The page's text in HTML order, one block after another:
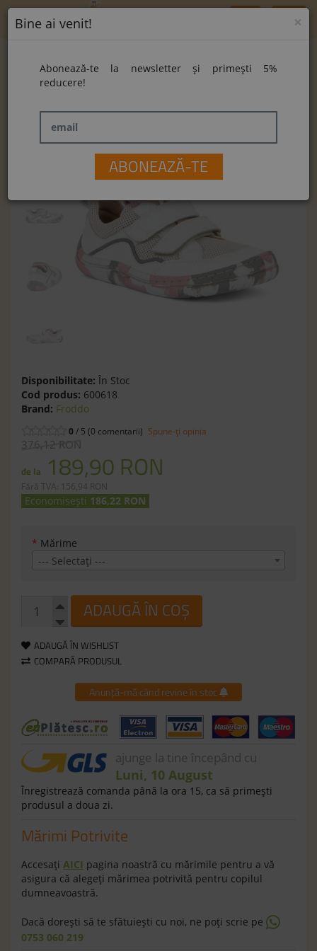
Home Pantofi Froddo Barefoot G3130223-13 White
Pantofi Froddo Barefoot G3130223-13
Disponibilitate: În Stoc
Cod produs: 600618
Brand: Froddo
0/ 5 (0 comentarii) Spune-ţi opinia
376,12 RON
de la 189,90 RON
Fără TVA: 156,94 RON
Economisești 186,22 RON
* Mărime
--- Selectaţi ---
ADAUGĂ ÎN COȘ
ADAUGĂ ÎN WISHLIST
COMPARĂ PRODUSUL
Anunță-mă când revine în stoc
ajunge la tine începând cu
Luni, 10 August
Înregistrează comanda până la ora 15, ca să primeşti
produsul a doua zi.
Mărimi Potrivite
Accesaţi AICI pagina noastră cu mărimile pentru a vă
asigura că alegeţi mărimea potrivită pentru copilul
dumneavoastră.
Dacă doreşti să te sfătuieşti cu noi, ne poţi scrie pe
0753 060 219
×
Bine ai venit!
Abonează-te la newsletter și primești 5%
reducere!
email
ABONEAZĂ-TE